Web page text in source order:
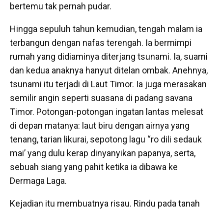
bertemu tak pernah pudar.
Hingga sepuluh tahun kemudian, tengah malam ia
terbangun dengan nafas terengah. Ia bermimpi
rumah yang didiaminya diterjang tsunami. Ia, suami
dan kedua anaknya hanyut ditelan ombak. Anehnya,
tsunami itu terjadi di Laut Timor. Ia juga merasakan
semilir angin seperti suasana di padang savana
Timor. Potongan-potongan ingatan lantas melesat
di depan matanya: laut biru dengan airnya yang
tenang, tarian likurai, sepotong lagu “ro dili sedauk
mai’ yang dulu kerap dinyanyikan papanya, serta,
sebuah siang yang pahit ketika ia dibawa ke
Dermaga Laga.
Kejadian itu membuatnya risau. Rindu pada tanah